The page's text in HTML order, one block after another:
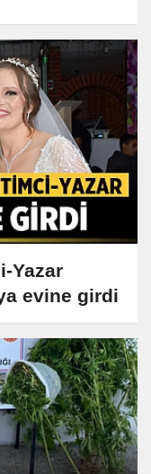
Yazar
evine girdi